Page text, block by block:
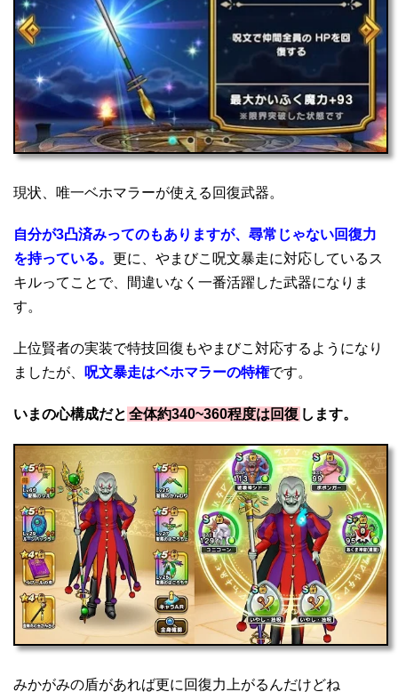
現状、唯一ベホマラーが使える回復武器。
自分が3凸済みってのもありますが、尋常じゃない回復力
を持っている。 更に、やまびこ呪文暴走に対応しているス
キルってことで、間違いなく一番活躍した武器になりま
す。
上位賢者の実装で特技回復もやまびこ対応するようになり
ましたが、
呪文暴走はベホマラーの特権です。
いまの心構成だと 全体約340~360程度は回復 します。
みかがみの盾があれば更に回復力上がるんだけどね